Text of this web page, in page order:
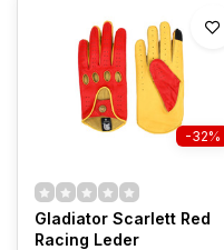
-32%
Gladiator Scarlett Red
Racing Leder